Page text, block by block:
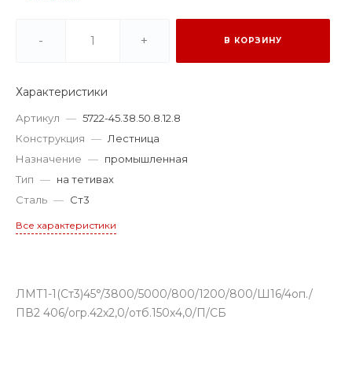
- + В КОРЗИНУ
Характеристики
Артикул — 5722-45.38.50.8.12.8
Конструкция — Лестница
Назначение — промышленная
Тип — на тетивах
Сталь — Ст3
Все характеристики
ЛМТ1-1(Ст3)45°/3800/5000/800/1200/800/Ш16/4оп./
ПВ2 406/огр.42х2,0/отб.150х4,0/П/СБ